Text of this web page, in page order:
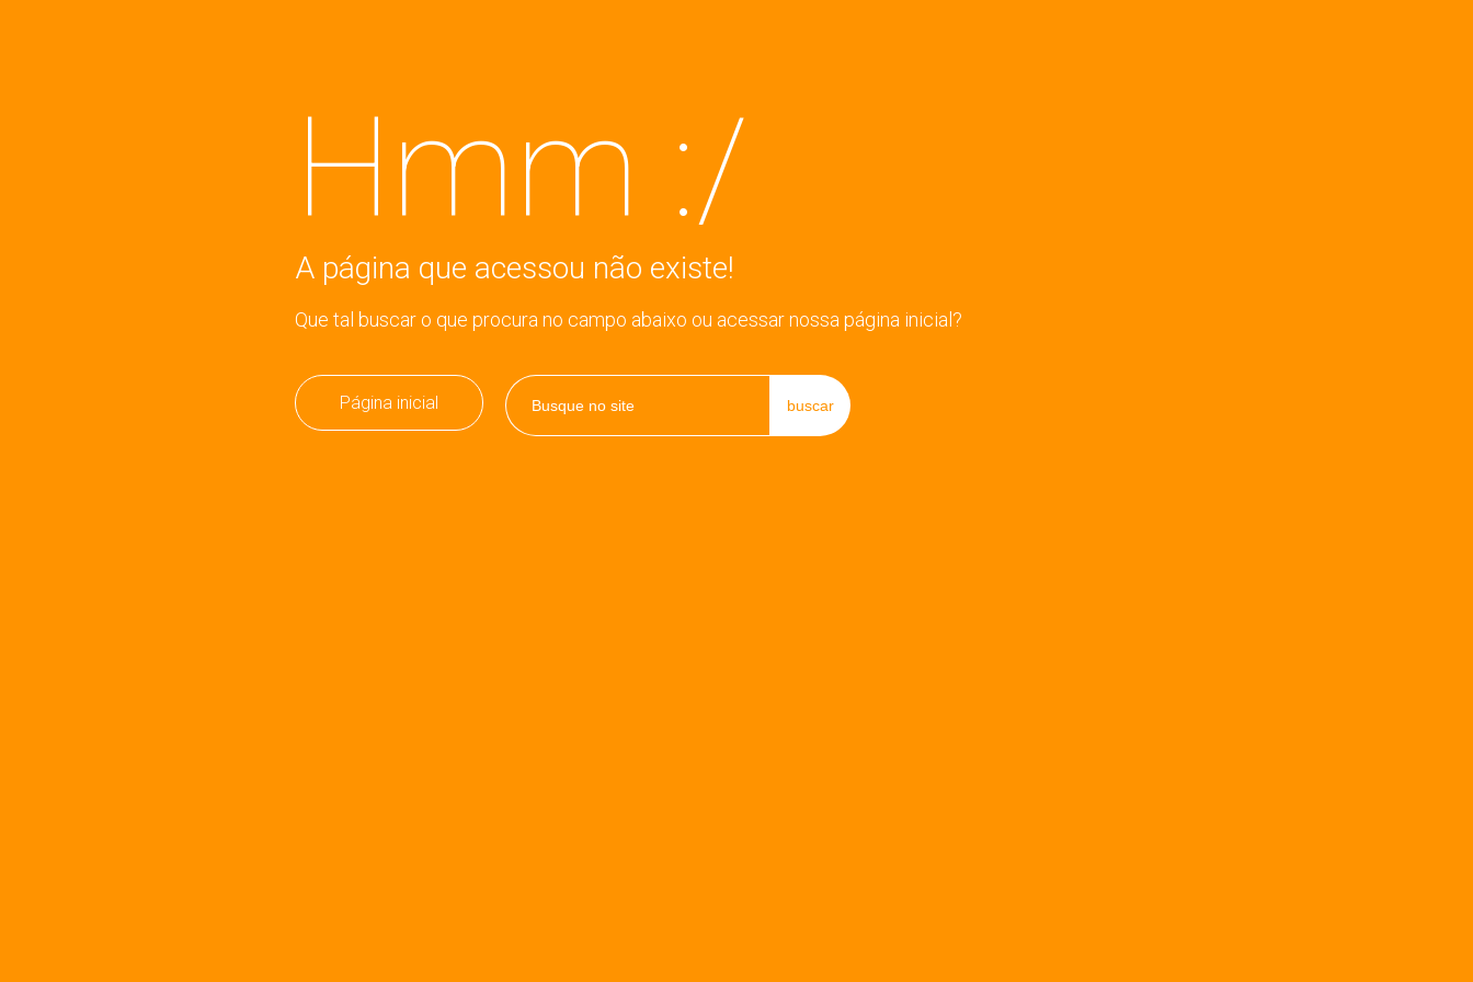
Hmm :/
A página que acessou não existe!
Que tal buscar o que procura no campo abaixo ou acessar nossa página inicial?
Página inicial